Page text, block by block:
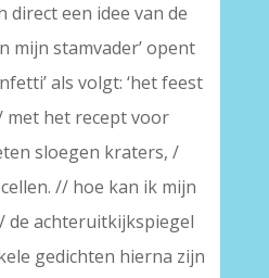
direct een idee van de
mijn stamvader’ opent
als volgt: ‘het feest
met het recept voor
sloegen kraters, /
// hoe kan ik mijn
de achteruitkijkspiegel
gedichten hierna zijn